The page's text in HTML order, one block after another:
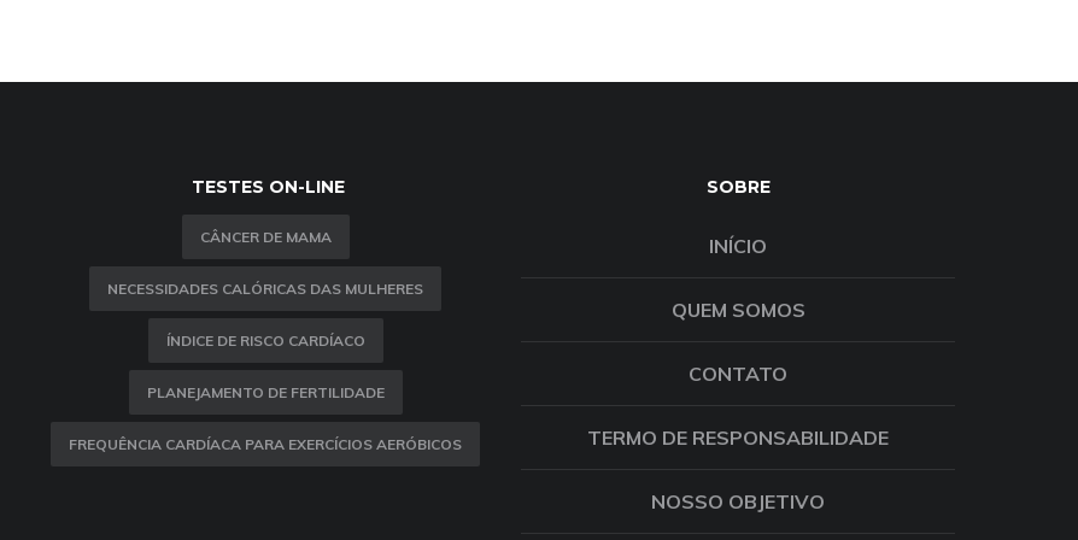
TESTES ON-LINE
CÂNCER DE MAMA
NECESSIDADES CALÓRICAS DAS MULHERES
ÍNDICE DE RISCO CARDÍACO
PLANEJAMENTO DE FERTILIDADE
FREQUÊNCIA CARDÍACA PARA EXERCÍCIOS AERÓBICOS
SOBRE
INÍCIO
QUEM SOMOS
CONTATO
TERMO DE RESPONSABILIDADE
NOSSO OBJETIVO